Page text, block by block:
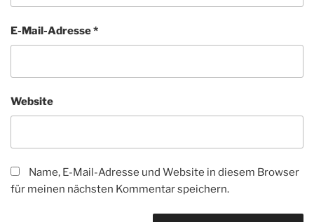
E-Mail-Adresse*
Website
Name, E-Mail-Adresse und Website in diesem Browser
für meinen nächsten Kommentar speichern.